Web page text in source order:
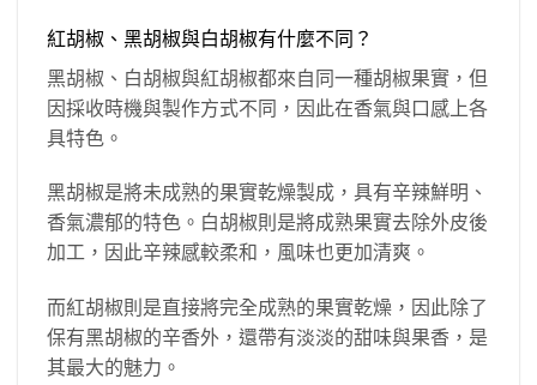
紅胡椒、黑胡椒與白胡椒有什麼不同？
黑胡椒、白胡椒與紅胡椒都來自同一種胡椒果實，但
因採收時機與製作方式不同，因此在香氣與口感上各
具特色。
黑胡椒是將未成熟的果實乾燥製成，具有辛辣鮮明、
香氣濃郁的特色。白胡椒則是將成熟果實去除外皮後
加工，因此辛辣感較柔和，風味也更加清爽。
而紅胡椒則是直接將完全成熟的果實乾燥，因此除了
保有黑胡椒的辛香外，還帶有淡淡的甜味與果香，是
其最大的魅力。